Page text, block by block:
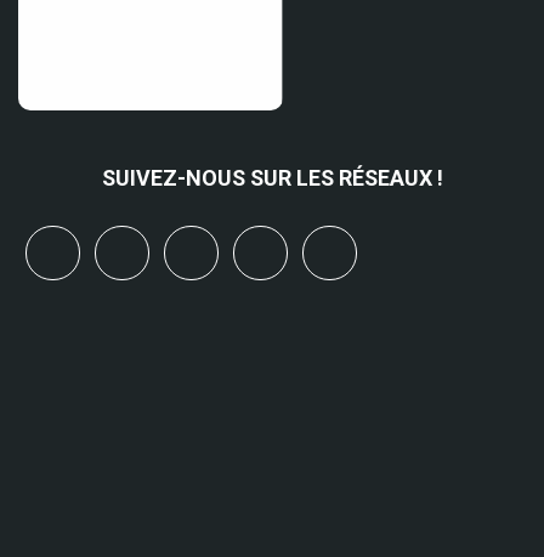
SUIVEZ-NOUS SUR LES RÉSEAUX !
linkedinyoutubebluesky mastodon